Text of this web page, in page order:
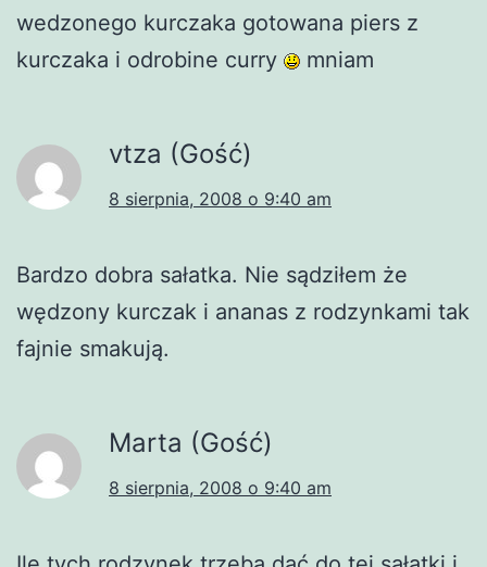
wedzonego kurczaka gotowana piers z
kurczaka i odrobine curry
mniam
vtza (Gość)
8 sierpnia, 2008 o 9:40 am
Bardzo dobra sałatka. Nie sądziłem że
wędzony kurczak i ananas z rodzynkami tak
fajnie smakują.
Marta (Gość)
8 sierpnia, 2008 o 9:40 am